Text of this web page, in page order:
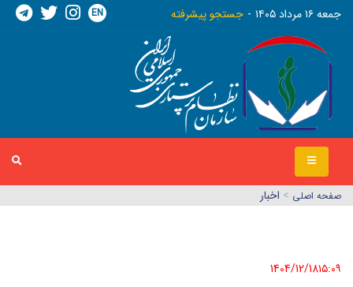
جمعه ١٦ مرداد ١٤٠٥ جستجو پیشرفته EN
صفحه اصلي > اخبار
1404/12/18١٥:٠٩